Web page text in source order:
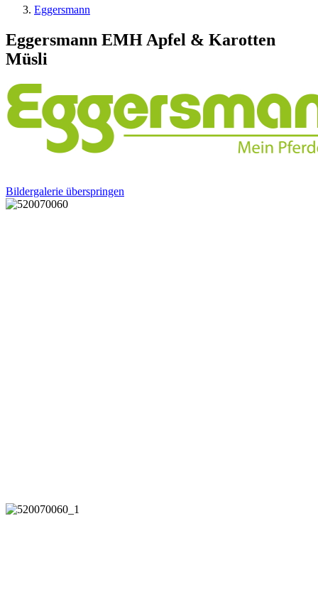
Eggersmann
Eggersmann EMH Apfel & Karotten
Müsli
Bildergalerie überspringen